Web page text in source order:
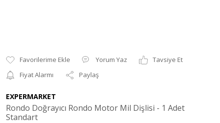
Yorum Yaz
Tavsiye Et
Fiyat Alarmı
Paylaş
EXPERMARKET
Rondo Doğrayıcı Rondo Motor Mil Dişlisi - 1 Adet
Standart